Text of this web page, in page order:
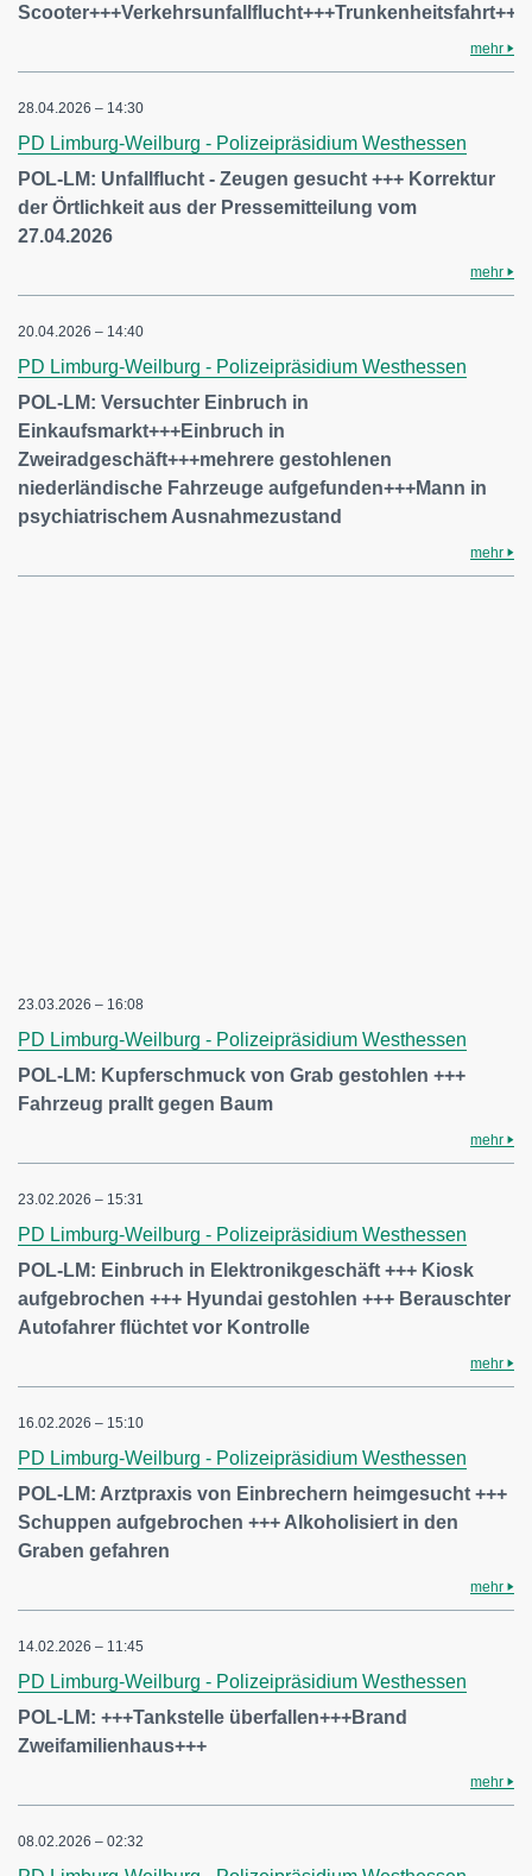
Scooter+++Verkehrsunfallflucht+++Trunkenheitsfahrt+++
mehr
28.04.2026 – 14:30
PD Limburg-Weilburg - Polizeipräsidium Westhessen
POL-LM: Unfallflucht - Zeugen gesucht +++ Korrektur
der Örtlichkeit aus der Pressemitteilung vom
27.04.2026
mehr
20.04.2026 – 14:40
PD Limburg-Weilburg - Polizeipräsidium Westhessen
POL-LM: Versuchter Einbruch in
Einkaufsmarkt+++Einbruch in
Zweiradgeschäft+++mehrere gestohlenen
niederländische Fahrzeuge aufgefunden+++Mann in
psychiatrischem Ausnahmezustand
mehr
23.03.2026 – 16:08
PD Limburg-Weilburg - Polizeipräsidium Westhessen
POL-LM: Kupferschmuck von Grab gestohlen +++
Fahrzeug prallt gegen Baum
mehr
23.02.2026 – 15:31
PD Limburg-Weilburg - Polizeipräsidium Westhessen
POL-LM: Einbruch in Elektronikgeschäft +++ Kiosk
aufgebrochen +++ Hyundai gestohlen +++ Berauschter
Autofahrer flüchtet vor Kontrolle
mehr
16.02.2026 – 15:10
PD Limburg-Weilburg - Polizeipräsidium Westhessen
POL-LM: Arztpraxis von Einbrechern heimgesucht +++
Schuppen aufgebrochen +++ Alkoholisiert in den
Graben gefahren
mehr
14.02.2026 – 11:45
PD Limburg-Weilburg - Polizeipräsidium Westhessen
POL-LM: +++Tankstelle überfallen+++Brand
Zweifamilienhaus+++
mehr
08.02.2026 – 02:32